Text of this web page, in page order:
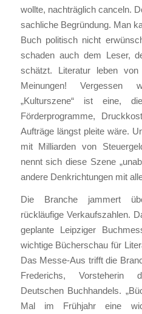
wollte, nachträglich canceln.
sachliche Begründung. Man
Buch politisch nicht
schaden auch dem Leser,
schätzt. Literatur leben
Meinungen! Vergessen
„Kulturszene“ ist eine,
Förderprogramme,
Aufträge längst pleite wäre.
mit Milliarden von
nennt sich diese Szene
andere Denkrichtungen mit
Die Branche jammert
rückläufige Verkaufszahlen.
geplante Leipziger
wichtige Bücherschau für
Das Messe-Aus trifft die
Frederichs, Vorsteherin
Deutschen Buchhandels.
Mal im Frühjahr eine